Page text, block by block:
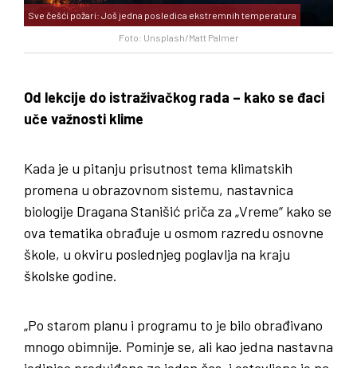
Foto: Unsplash/Matt Palmer
Sve češći požari: Još jedna posledica ekstremnih temperatura
Od lekcije do istraživačkog rada – kako se đaci
uče važnosti klime
Kada je u pitanju prisutnost tema klimatskih
promena u obrazovnom sistemu, nastavnica
biologije Dragana Stanišić priča za „Vreme“ kako se
ova tematika obrađuje u osmom razredu osnovne
škole, u okviru poslednjeg poglavlja na kraju
školske godine.
„Po starom planu i programu to je bilo obrađivano
mnogo obimnije. Pominje se, ali kao jedna nastavna